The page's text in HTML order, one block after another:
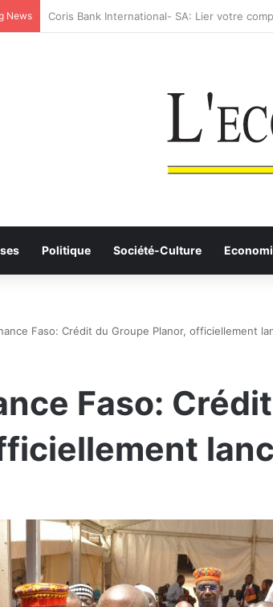
News CAN féminine 2026 : les Etalons Dames
Politique Société-Culture
Faso: Crédit du Groupe Planor, officiellement
Faso: